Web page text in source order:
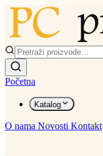
Početna
Katalog
O nama Novosti Kontakt